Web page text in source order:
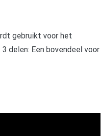
gebruikt voor het
delen: Een bovendeel voor